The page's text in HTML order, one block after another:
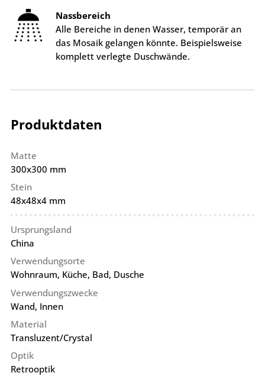
Nassbereich
Alle Bereiche in denen Wasser, temporär an
das Mosaik gelangen könnte. Beispielsweise
komplett verlegte Duschwände.
Produktdaten
Matte
300x300 mm
Stein
48x48x4 mm
Ursprungsland
China
Verwendungsorte
Wohnraum, Küche, Bad, Dusche
Verwendungszwecke
Wand, Innen
Material
Transluzent/Crystal
Optik
Retrooptik